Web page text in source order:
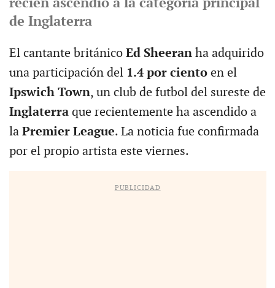
de Inglaterra
El cantante británico Ed Sheeranha adquirido
una participación del 1.4 por cientoen el
Ipswich Town, un club de futbol del sureste de
Inglaterra que recientemente ha ascendido a
la Premier League. La noticia fue confirmada
por el propio artista este viernes.
PUBLICIDAD